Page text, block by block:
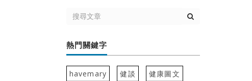
熱門關鍵字
havemary 健談 健康圖文